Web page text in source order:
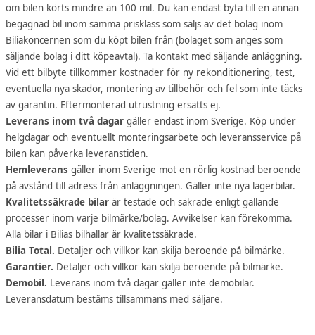
om bilen körts mindre än 100 mil. Du kan endast byta till en annan
begagnad bil inom samma prisklass som säljs av det bolag inom
Biliakoncernen som du köpt bilen från (bolaget som anges som
säljande bolag i ditt köpeavtal). Ta kontakt med säljande anläggning.
Vid ett bilbyte tillkommer kostnader för ny rekonditionering, test,
eventuella nya skador, montering av tillbehör och fel som inte täcks
av garantin. Eftermonterad utrustning ersätts ej.
Leverans inom två dagar gäller endast inom Sverige. Köp under
helgdagar och eventuellt monteringsarbete och leveransservice på
bilen kan påverka leveranstiden.
Hemleverans gäller inom Sverige mot en rörlig kostnad beroende
på avstånd till adress från anläggningen. Gäller inte nya lagerbilar.
Kvalitetssäkrade bilar är testade och säkrade enligt gällande
processer inom varje bilmärke/bolag. Avvikelser kan förekomma.
Alla bilar i Bilias bilhallar är kvalitetssäkrade.
Bilia Total. Detaljer och villkor kan skilja beroende på bilmärke.
Garantier. Detaljer och villkor kan skilja beroende på bilmärke.
Demobil. Leverans inom två dagar gäller inte demobilar.
Leveransdatum bestäms tillsammans med säljare.